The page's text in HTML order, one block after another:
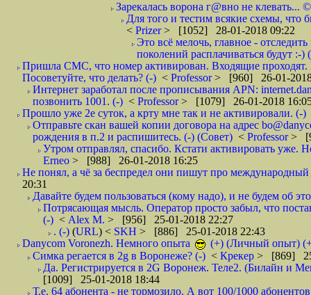
Зарекалась ворона г@вно не клевать...
Для того и тестим всякие схемы, что
< Prizer> [1052] 28-01-2018 09:22
Это всё мелочь, главное -
поколений расплачиваться будут :-)
Пришла СМС, что номер активирован. Входящие проходят.
Посоветуйте, что делать? (-) < Professor> [960] 26-01-
Интернет заработал после прописывания APN:
позвонить 1001. (-) < Professor> [1079] 26-01-2018
Прошло уже 2е суток, а крту мне так и не активировали. (-)
Отправьте скан вашей копии договора на адрес
рождения в п.2 и распишитесь. (-) (Совет) < Professor>
Утром отправлял, спасибо. Кстати активировать уже.
Erneo > [988] 26-01-2018 16:25
Не понял, а чё за беспредел они пишут про
20:31
Давайте будем пользоваться (кому надо), и не будем об
Потрясающая мысль. Оператор просто забыл, что
(-) < Alex M. > [956] 25-01-2018 22:27
. (-) (URL) < SKH > [886] 25-01-2018 22:43
Danycom Voronezh. Немного опыта
(+) (Личный опыт)
Симка регается в 2g в Воронеже? (-) < Крекер > [869]
Да. Регистрируется в 2G Воронеж. Теле2. (Билайн и
[1009] 25-01-2018 18:44
Т.е. 64 абонента - не тормозило. А вот 100/1000